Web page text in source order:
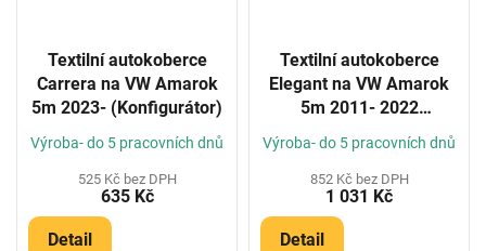
Textilní autokoberce
Carrera na VW Amarok
5m 2023- (Konfigurátor)
Výroba- do 5 pracovních dnů
525 Kč bez DPH
635 Kč
Detail
Textilní autokoberce
Elegant na VW Amarok
5m 2011- 2022
(Konfigurátor)
Výroba- do 5 pracovních dnů
852 Kč bez DPH
1 031 Kč
Detail